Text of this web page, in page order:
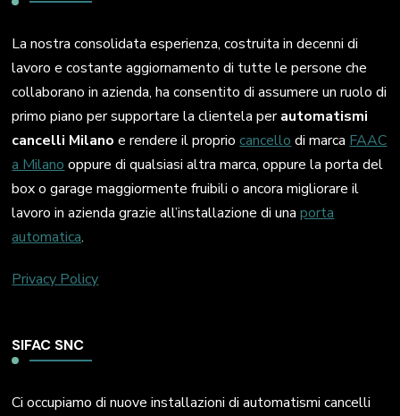
La nostra consolidata esperienza, costruita in decenni di
lavoro e costante aggiornamento di tutte le persone che
collaborano in azienda, ha consentito di assumere un ruolo di
primo piano per supportare la clientela perautomatismi
cancelli Milano e rendere il propriocancellodi marcaFAAC
a Milanooppure di qualsiasi altra marca, oppure la porta del
box o garage maggiormente fruibili o ancora migliorare il
lavoro in azienda grazie all’installazione di unaporta
automatica.
Privacy Policy
SIFAC SNC
Ci occupiamo di nuove installazioni di automatismi cancelli